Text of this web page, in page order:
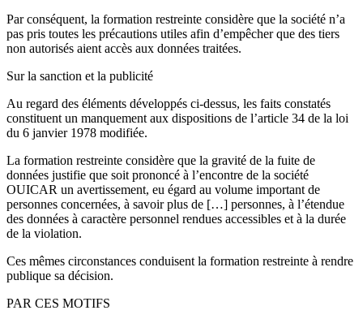
Par conséquent, la formation restreinte considère que la société n’a
pas pris toutes les précautions utiles afin d’empêcher que des tiers
non autorisés aient accès aux données traitées.
Sur la sanction et la publicité
Au regard des éléments développés ci-dessus, les faits constatés
constituent un manquement aux dispositions de l’article 34 de la loi
du 6 janvier 1978 modifiée.
La formation restreinte considère que la gravité de la fuite de
données justifie que soit prononcé à l’encontre de la société
OUICAR un avertissement, eu égard au volume important de
personnes concernées, à savoir plus de […] personnes, à l’étendue
des données à caractère personnel rendues accessibles et à la durée
de la violation.
Ces mêmes circonstances conduisent la formation restreinte à rendre
publique sa décision.
PAR CES MOTIFS